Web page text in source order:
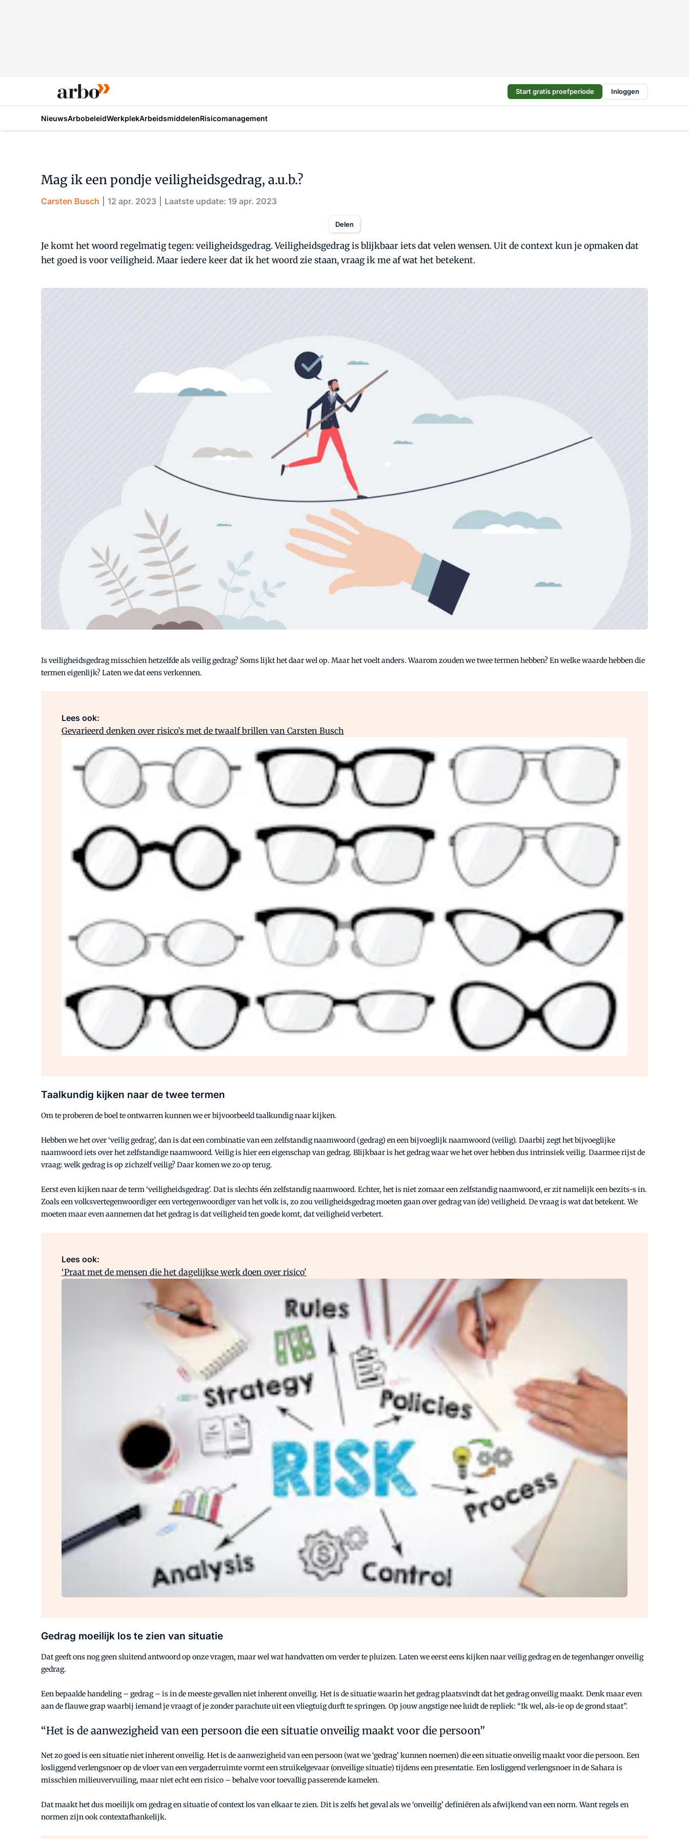
Start gratis proefperiode Inloggen
NieuwsArbobeleidWerkplekArbeidsmiddelenRisicomanagement
Mag ik een pondje veiligheidsgedrag, a.u.b.?
Carsten Busch 12 apr. 2023 Laatste update: 19 apr. 2023
Delen
Je komt het woord regelmatig tegen: veiligheidsgedrag. Veiligheidsgedrag is blijkbaar iets dat velen wensen. Uit de context kun je opmaken dat
het goed is voor veiligheid. Maar iedere keer dat ik het woord zie staan, vraag ik me af wat het betekent.
Is veiligheidsgedrag misschien hetzelfde als veilig gedrag? Soms lijkt het daar wel op. Maar het voelt anders. Waarom zouden we twee termen hebben? En welke waarde hebben die
termen eigenlijk? Laten we dat eens verkennen.
Lees ook:
Gevarieerd denken over risico’s met de twaalf brillen van Carsten Busch
Taalkundig kijken naar de twee termen
Om te proberen de boel te ontwarren kunnen we er bijvoorbeeld taalkundig naar kijken.
Hebben we het over ‘veilig gedrag’, dan is dat een combinatie van een zelfstandig naamwoord (gedrag) en een bijvoeglijk naamwoord (veilig). Daarbij zegt het bijvoeglijke
naamwoord iets over het zelfstandige naamwoord. Veilig is hier een eigenschap van gedrag. Blijkbaar is het gedrag waar we het over hebben dus intrinsiek veilig. Daarmee rijst de
vraag: welk gedrag is op zichzelf veilig? Daar komen we zo op terug.
Eerst even kijken naar de term ‘veiligheidsgedrag’. Dat is slechts één zelfstandig naamwoord. Echter, het is niet zomaar een zelfstandig naamwoord, er zit namelijk een bezits-s in.
Zoals een volksvertegenwoordiger een vertegenwoordiger van het volk is, zo zou veiligheidsgedrag moeten gaan over gedrag van (de) veiligheid. De vraag is wat dat betekent. We
moeten maar even aannemen dat het gedrag is dat veiligheid ten goede komt, dat veiligheid verbetert.
Lees ook:
‘Praat met de mensen die het dagelijkse werk doen over risico’
Gedrag moeilijk los te zien van situatie
Dat geeft ons nog geen sluitend antwoord op onze vragen, maar wel wat handvatten om verder te pluizen. Laten we eerst eens kijken naar veilig gedrag en de tegenhanger onveilig
gedrag.
Een bepaalde handeling – gedrag – is in de meeste gevallen niet inherent onveilig. Het is de situatie waarin het gedrag plaatsvindt dat het gedrag onveilig maakt. Denk maar even
aan de flauwe grap waarbij iemand je vraagt of je zonder parachute uit een vliegtuig durft te springen. Op jouw angstige nee luidt de repliek: “Ik wel, als-ie op de grond staat”.
Het is de aanwezigheid van een persoon die een situatie onveilig maakt voor die persoon”
Net zo goed is een situatie niet inherent onveilig. Het is de aanwezigheid van een persoon (wat we ‘gedrag’ kunnen noemen) die een situatie onveilig maakt voor die persoon. Een
losliggend verlengsnoer op de vloer van een vergaderruimte vormt een struikelgevaar (onveilige situatie) tijdens een presentatie. Een losliggend verlengsnoer in de Sahara is
misschien milieuvervuiling, maar niet echt een risico – behalve voor toevallig passerende kamelen.
Dat maakt het dus moeilijk om gedrag en situatie of context los van elkaar te zien. Dit is zelfs het geval als we ‘onveilig’ definiëren als afwijkend van een norm. Want regels en
normen zijn ook contextafhankelijk.